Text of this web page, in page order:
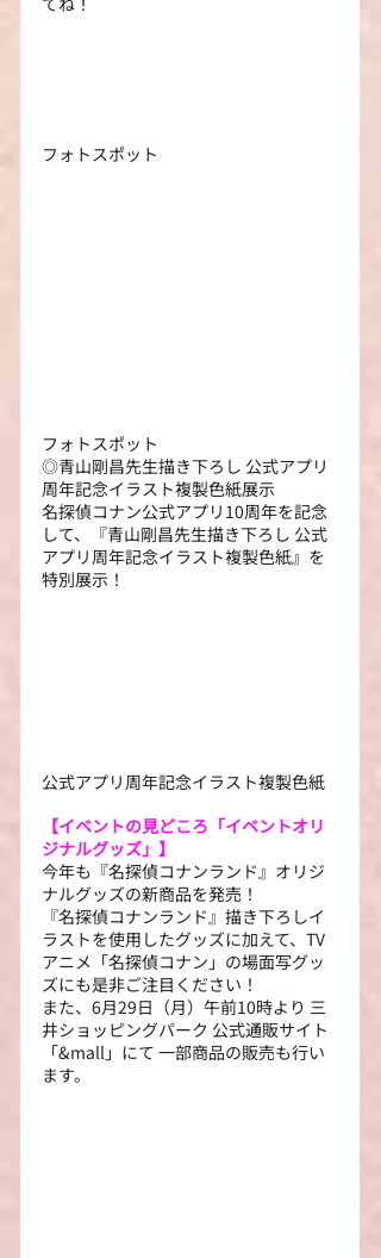
フォトスポット
フォトスポット
◎青山剛昌先生描き下ろし 公式アプリ
周年記念イラスト複製色紙展示
名探偵コナン公式アプリ10周年を記念
して、『青山剛昌先生描き下ろし 公式
アプリ周年記念イラスト複製色紙』を
特別展示！
公式アプリ周年記念イラスト複製色紙
【イベントの見どころ「イベントオリ
ジナルグッズ」】
今年も『名探偵コナンランド』オリジ
ナルグッズの新商品を発売！
『名探偵コナンランド』描き下ろしイ
ラストを使用したグッズに加えて、TV
アニメ「名探偵コナン」の場面写グッ
ズにも是非ご注目ください！
また、6月29日（月）午前10時より 三
井ショッピングパーク 公式通販サイト
「&mall」にて 一部商品の販売も行い
ます。